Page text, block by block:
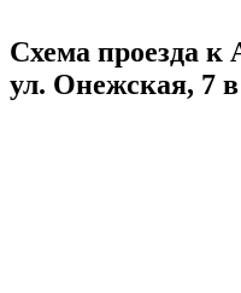
Схема проезда к
ул. Онежская, 7